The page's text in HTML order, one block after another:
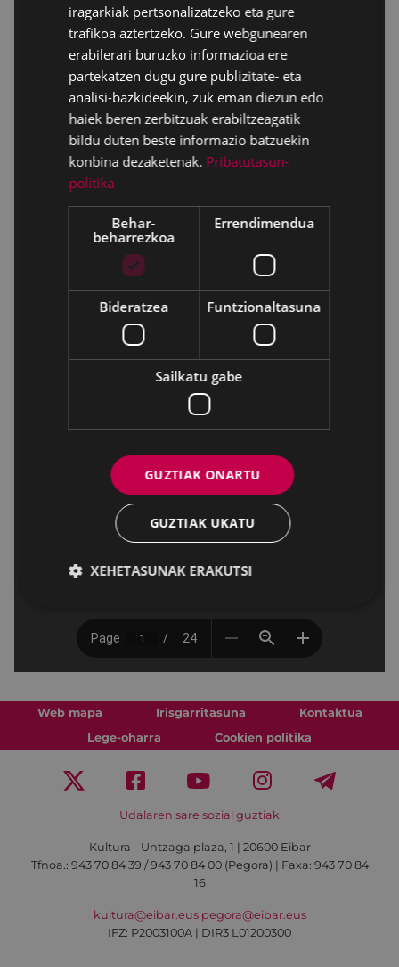
Web mapa Irisgarritasuna
Kontaktua
Lege-oharra
Cookien politika
Udalaren sare sozial guztiak
Kultura - Untzaga plaza, 1 | 20600 Eibar
Tfnoa.: 943 70 84 39 / 943 70 84 00 (Pegora) | Faxa: 943 70 84
16
kultura@eibar.eus pegora@eibar.eus
IFZ: P2003100A | DIR3 L01200300
iragarkiak pertsonalizatzeko eta gure
trafikoa aztertzeko. Gure webgunearen
erabilerari buruzko informazioa ere
partekatzen dugu gure publizitate- eta
analisi-bazkideekin, zuk eman diezun edo
haiek beren zerbitzuak erabiltzeagatik
bildu duten beste informazio batzuekin
konbina dezaketenak. Pribatutasun-
politika
Behar-
beharrezkoa
Errendimendua
Bideratzea Funtzionaltasuna
Sailkatu gabe
GUZTIAK ONARTU
GUZTIAK UKATU
XEHETASUNAK ERAKUTSI